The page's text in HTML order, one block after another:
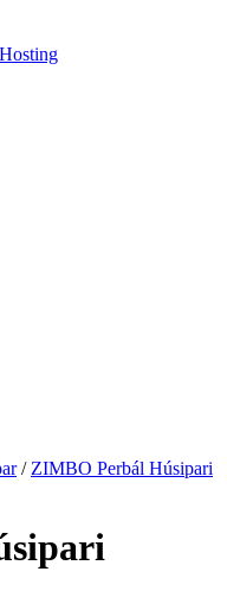
Hosting
/ ZIMBO Perbál Húsipari